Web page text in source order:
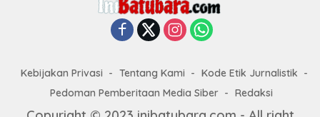
Kebijakan Privasi Tentang Kami
Kode Etik Jurnalistik
Pedoman Pemberitaan Media Siber
Redaksi